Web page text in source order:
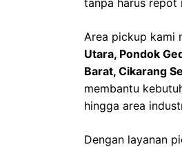
tanpa harus
Area pickup kami
Utara, Pondok
Barat, Cikarang
membantu
hingga area
Dengan layanan